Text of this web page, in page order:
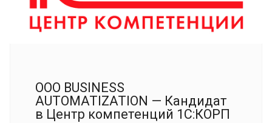
ООО BUSINESS
AUTOMATIZATION — Кандидат
в Центр компетенций 1С:КОРП